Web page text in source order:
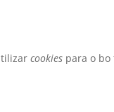
cookiespara o bo